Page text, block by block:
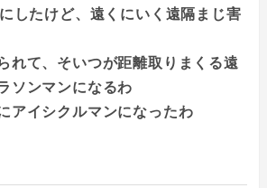
したけど、遠くにいく遠隔まじ害
れて、そいつが距離取りまくる遠
ソンマンになるわ
アイシクルマンになったわ